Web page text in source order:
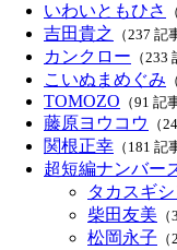
いわいともひさ
吉田貴之 （237 記
カンクロー （233
こいぬまめぐみ
TOMOZO （91 記
藤原ヨウコウ （
関根正幸 （181 記
超短編ナンバー
タカスギ
柴田友美
松岡永子